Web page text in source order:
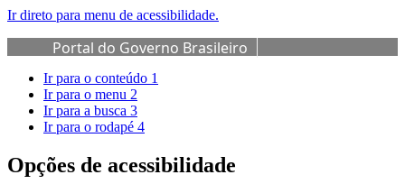
Ir direto para menu de acessibilidade.
Portal do Governo Brasileiro
Ir para o conteúdo 1
Ir para o menu 2
Ir para a busca 3
Ir para o rodapé 4
Opções de acessibilidade